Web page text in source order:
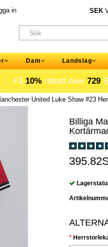
in SEK
Dam Landslag
Få 10% rabatt över 729
United Luke Shaw #23
Billiga